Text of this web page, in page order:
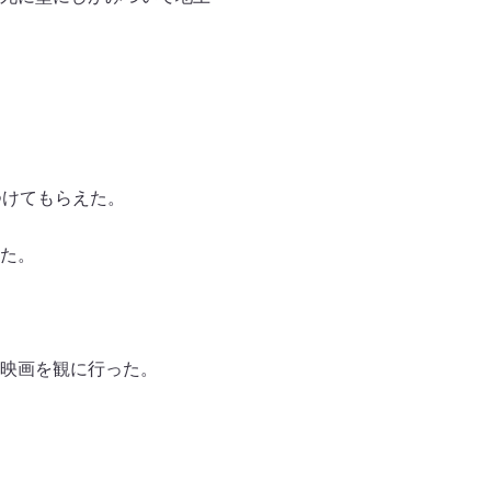
てもらえた。
。
画を観に行った。